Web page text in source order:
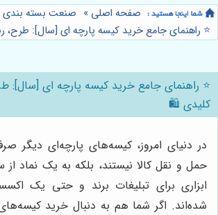
صفحه اصلی » صنعت بسته بندی
⭐️ راهنمای جامع خرید کیسه پارچه ای [سال]:
⭐️ راهنمای جامع خرید کیسه پارچه ای [سال]:
کلیدی 🛍️
در دنیای امروز، کیسه‌های پارچه‌ای دیگر
حمل و نقل کالا نیستند، بلکه به یک نماد از
ابزاری برای تبلیغات برند و حتی یک
شده‌اند. اگر شما هم به دنبال خرید